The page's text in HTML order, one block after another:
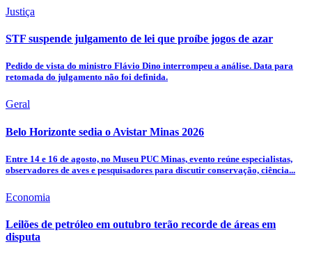
Justiça
STF suspende julgamento de lei que proíbe jogos de azar
Pedido de vista do ministro Flávio Dino interrompeu a análise. Data para
retomada do julgamento não foi definida.
Geral
Belo Horizonte sedia o Avistar Minas 2026
Entre 14 e 16 de agosto, no Museu PUC Minas, evento reúne especialistas,
observadores de aves e pesquisadores para discutir conservação, ciência...
Economia
Leilões de petróleo em outubro terão recorde de áreas em
disputa